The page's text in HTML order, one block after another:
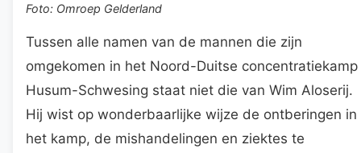
Foto: Omroep Gelderland
Tussen alle namen van de mannen die zijn
omgekomen in het Noord-Duitse concentratiekamp
Husum-Schwesing staat niet die van Wim Aloserij.
Hij wist op wonderbaarlijke wijze de ontberingen in
het kamp, de mishandelingen en ziektes te